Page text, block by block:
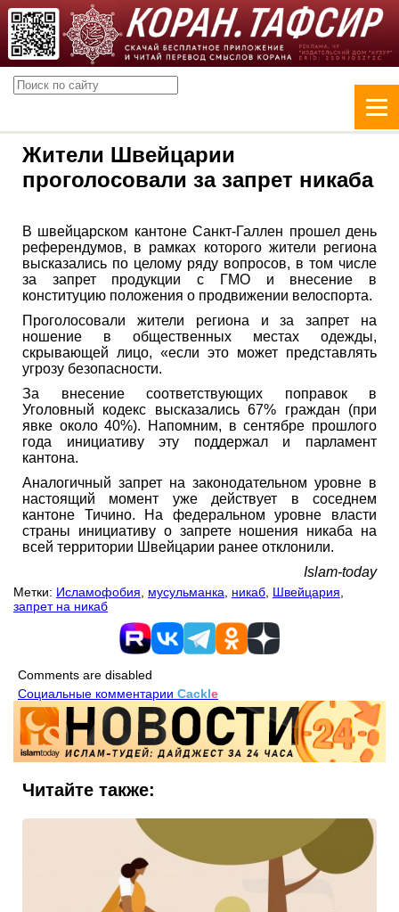
Жители Швейцарии
проголосовали за запрет никаба
В швейцарском кантоне Санкт-Галлен прошел день
референдумов, в рамках которого жители региона
высказались по целому ряду вопросов, в том числе
за запрет продукции с ГМО и внесение в
конституцию положения о продвижении велоспорта.
Проголосовали жители региона и за запрет на
ношение в общественных местах одежды,
скрывающей лицо, «если это может представлять
угрозу безопасности.
За внесение соответствующих поправок в
Уголовный кодекс высказались 67% граждан (при
явке около 40%). Напомним, в сентябре прошлого
года инициативу эту поддержал и парламент
кантона.
Аналогичный запрет на законодательном уровне в
настоящий момент уже действует в соседнем
кантоне Тичино. На федеральном уровне власти
страны инициативу о запрете ношения никаба на
всей территории Швейцарии ранее отклонили.
Islam-today
Метки: Исламофобия мусульманка никаб Швейцария
запрет на никаб
Comments are disabled
Социальные комментарии Cackle
Читайте также: